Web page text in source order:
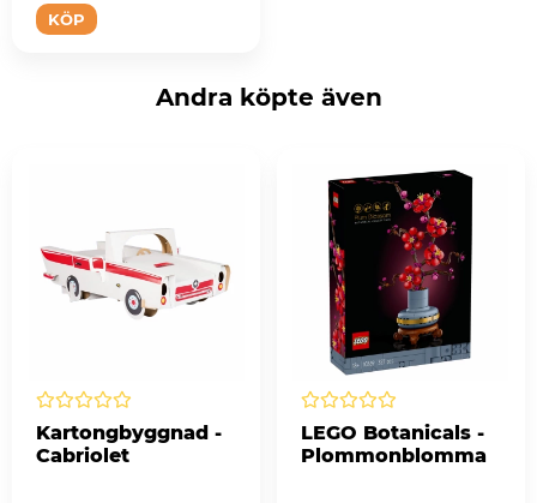
KÖP
Andra köpte även
Kartongbyggnad -
Cabriolet
LEGO Botanicals -
Plommonblomma